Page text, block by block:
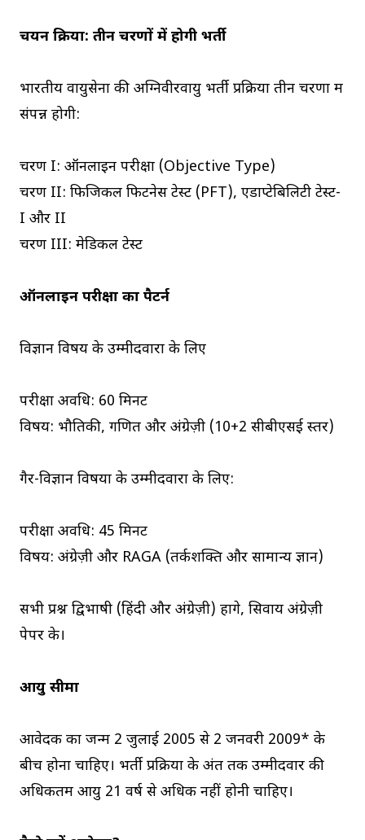
चयन प्रक्रिया: तीन चरणों में होगी भर्ती
भारतीय वायुसेना की अग्निवीरवायु भर्ती प्रक्रिया तीन चरणों में
संपन्न होगी:
चरण I: ऑनलाइन परीक्षा (Objective Type)
चरण II: फिजिकल फिटनेस टेस्ट (PFT), एडाप्टेबिलिटी टेस्ट-
I और II
चरण III: मेडिकल टेस्ट
ऑनलाइन परीक्षा का पैटर्न
विज्ञान विषय के उम्मीदवारों के लिए
परीक्षा अवधि: 60 मिनट
विषय: भौतिकी, गणित और अंग्रेज़ी (10+2 सीबीएसई स्तर)
गैर-विज्ञान विषयों के उम्मीदवारों के लिए:
परीक्षा अवधि: 45 मिनट
विषय: अंग्रेज़ी और RAGA (तर्कशक्ति और सामान्य ज्ञान)
सभी प्रश्न द्विभाषी (हिंदी और अंग्रेज़ी) होंगे, सिवाय अंग्रेज़ी
पेपर के।
आयु सीमा
आवेदक का जन्म 2 जुलाई 2005 से 2 जनवरी 2009* के
बीच होना चाहिए। भर्ती प्रक्रिया के अंत तक उम्मीदवार की
अधिकतम आयु 21 वर्ष से अधिक नहीं होनी चाहिए।